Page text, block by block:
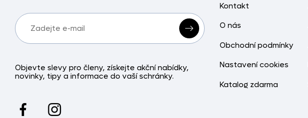
Objevte slevy pro členy, získejte akční nabídky,
novinky, tipy a informace do vaší schránky.
Kontakt
O nás
Obchodní podmínky
Nastavení cookies
Katalog zdarma